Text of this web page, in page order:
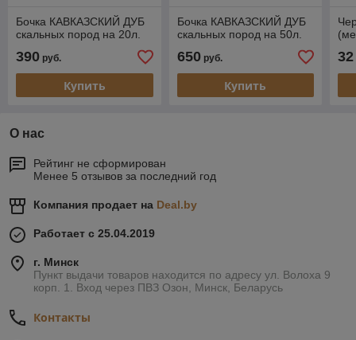
Бочка КАВКАЗСКИЙ ДУБ
скальных пород на 20л.
390 руб.
Купить
Бочка КАВКАЗСКИЙ ДУБ
скальных пород на 50л.
650руб.
Купить
32
О нас
Рейтинг не сформирован
Менее 5 отзывов за последний год
Компания продает на Deal.by
Работает с 25.04.2019
г. Минск
Пункт выдачи товаров находится по адресу ул. Волоха 9
корп. 1. Вход через ПВЗ Озон, Минск, Беларусь
Контакты